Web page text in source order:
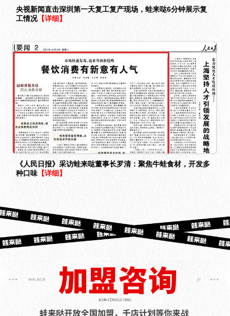
央视新闻直击深圳第一天复工复产现场，蛙来哒6分钟展示复
工情况【详细】
《人民日报》采访蛙来哒董事长罗清：聚焦牛蛙食材，开发多
种口味 【详细】